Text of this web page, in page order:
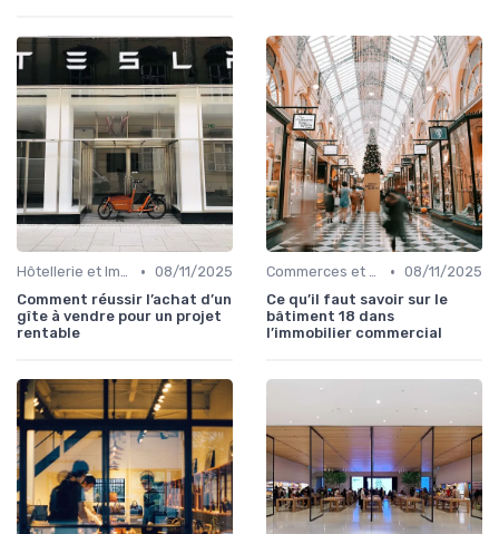
Hôtellerie et Immobilier de Loisirs • 08/11/2025
Comment réussir l’achat d’un
gîte à vendre pour un projet
rentable
Commerces et Retail • 08/11/2025
Ce qu’il faut savoir sur le
bâtiment 18 dans
l’immobilier commercial